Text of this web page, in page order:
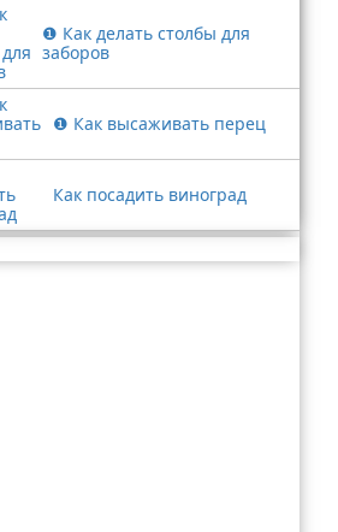
❶ Как делать столбы для
заборов
❶ Как высаживать перец
Как посадить виноград